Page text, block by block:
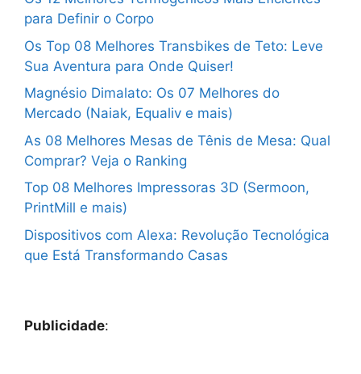
para Definir o Corpo
Os Top 08 Melhores Transbikes de Teto: Leve
Sua Aventura para Onde Quiser!
Magnésio Dimalato: Os 07 Melhores do
Mercado (Naiak, Equaliv e mais)
As 08 Melhores Mesas de Tênis de Mesa: Qual
Comprar? Veja o Ranking
Top 08 Melhores Impressoras 3D (Sermoon,
PrintMill e mais)
Dispositivos com Alexa: Revolução Tecnológica
que Está Transformando Casas
Publicidade: